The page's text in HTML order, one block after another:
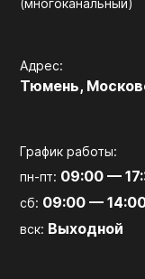
(многоканальный)
Адрес:
Тюмень,
График работы:
пн-пт: 09:00 —
сб: 09:00 —
вск: Выходной